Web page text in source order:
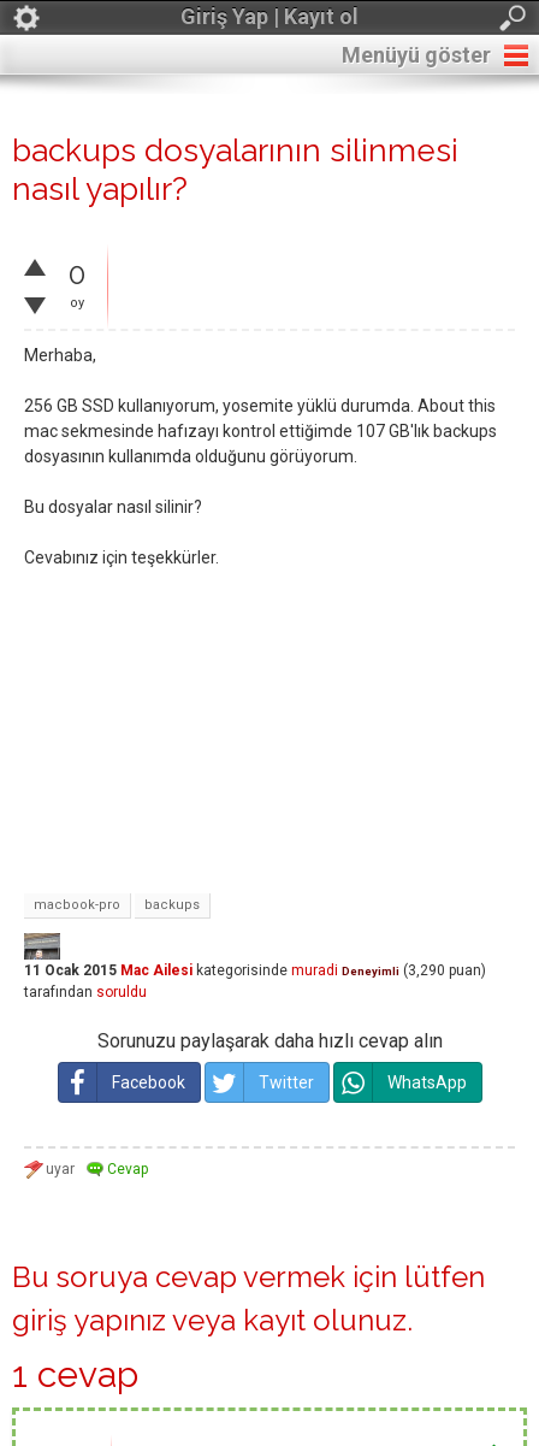
Giriş Yap | Kayıt ol
Menüyü göster
backups dosyalarının silinmesi
nasıl yapılır?
0
oy
Merhaba,
256 GB SSD kullanıyorum, yosemite yüklü durumda. About this
mac sekmesinde hafızayı kontrol ettiğimde 107 GB'lık backups
dosyasının kullanımda olduğunu görüyorum.
Bu dosyalar nasıl silinir?
Cevabınız için teşekkürler.
macbook-pro backups
11 Ocak 2015 Mac Ailesi kategorisinde muradi Deneyimli (3,290 puan)
tarafından soruldu
Sorunuzu paylaşarak daha hızlı cevap alın
Facebook Twitter WhatsApp
Bu soruya cevap vermek için lütfen
giriş yapınız veya kayıt olunuz.
1 cevap